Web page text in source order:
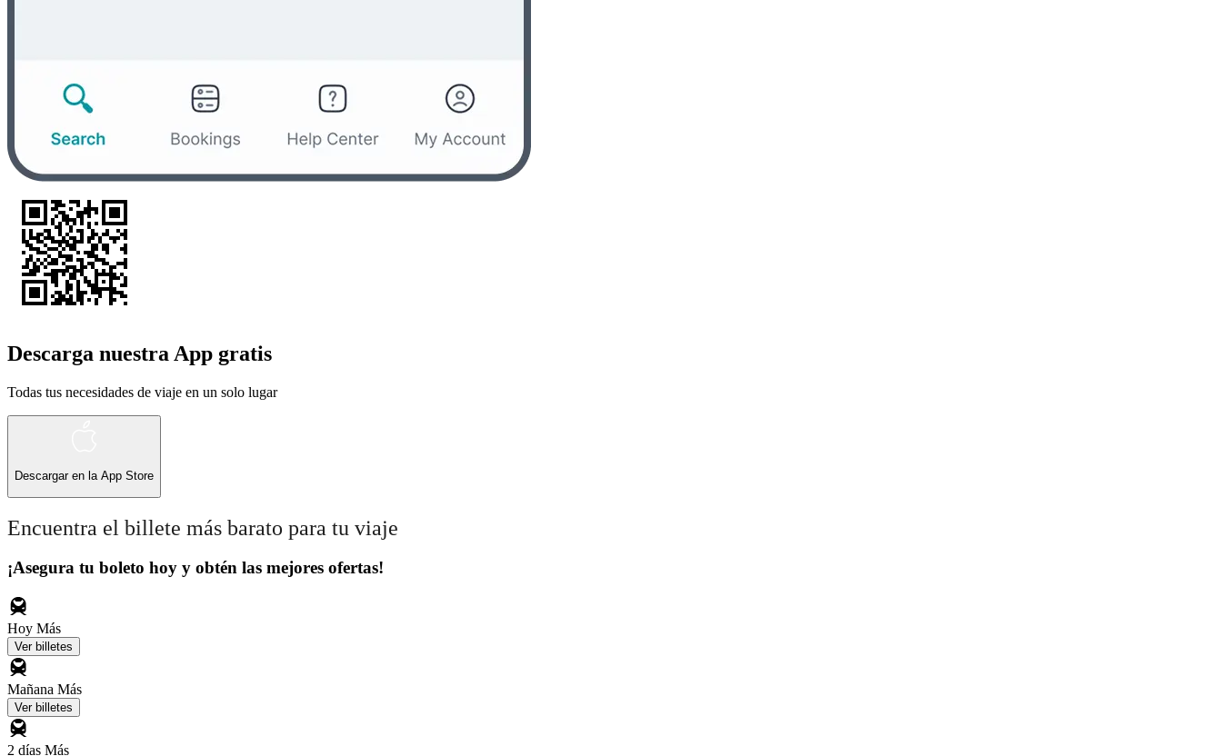
Descarga nuestra App gratis
Todas tus necesidades de viaje en un solo lugar
Descargar en la App Store
Encuentra el billete más barato para tu viaje
¡Asegura tu boleto hoy y obtén las mejores ofertas!
Hoy Más
Ver billetes
Mañana Más
Ver billetes
2 días Más